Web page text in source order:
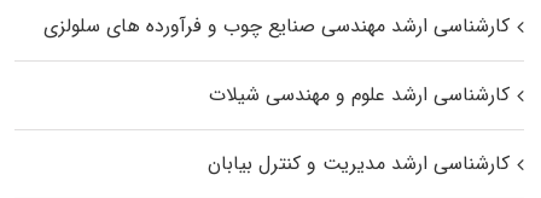
کارشناسی ارشد مهندسی صنایع چوب و فرآورده‌ های سلولزی
کارشناسی ارشد علوم و مهندسی شیلات
کارشناسی ارشد مدیریت و کنترل بیابان